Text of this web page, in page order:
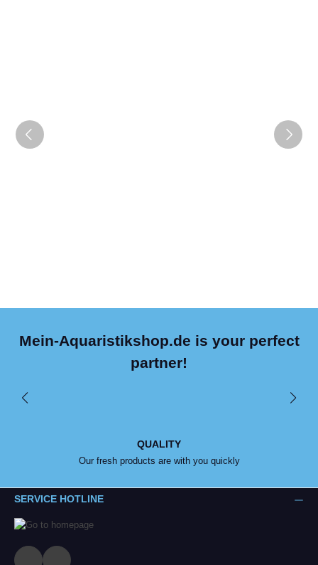
Mein-Aquaristikshop.de is your perfect
partner!
QUALITY
Our fresh products are with you quickly
SERVICE HOTLINE